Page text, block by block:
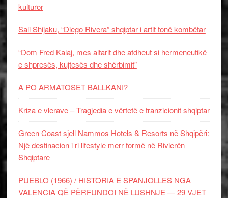
kulturor
Sali Shijaku, “Diego Rivera” shqiptar i artit tonë kombëtar
“Dom Fred Kalaj, mes altarit dhe atdheut si hermeneutikë
e shpresës, kujtesës dhe shërbimit”
A PO ARMATOSET BALLKANI?
Kriza e vlerave – Tragjedia e vërtetë e tranzicionit shqiptar
Green Coast sjell Nammos Hotels & Resorts në Shqipëri:
Një destinacion i ri lifestyle merr formë në Rivierën
Shqiptare
PUEBLO (1966) / HISTORIA E SPANJOLLES NGA
VALENCIA QË PËRFUNDOI NË LUSHNJE — 29 VJET